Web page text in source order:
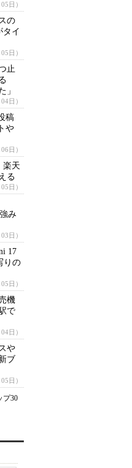
日）
の
タイ
日）
止
る
」
日）
稿
や
日）
楽天
る
日）
み
日）
17
りの
日）
機
で
日）
や
ブ
日）
プ30